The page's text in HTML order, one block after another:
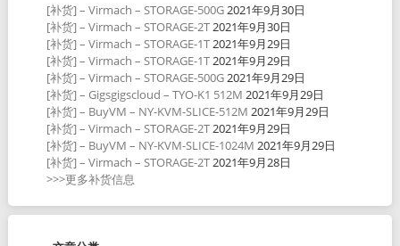
[补货] – Virmach – STORAGE-500G2021年9月30日
[补货] – Virmach – STORAGE-2T2021年9月30日
[补货] – Virmach – STORAGE-1T2021年9月29日
[补货] – Virmach – STORAGE-1T2021年9月29日
[补货] – Virmach – STORAGE-500G2021年9月29日
[补货] – Gigsgigscloud – TYO-K1 512M 2021年9月29日
[补货] – BuyVM – NY-KVM-SLICE-512M 2021年9月29日
[补货] – Virmach – STORAGE-2T2021年9月29日
[补货] – BuyVM – NY-KVM-SLICE-1024M 2021年9月29日
[补货] – Virmach – STORAGE-2T2021年9月28日
>>>更多补货信息